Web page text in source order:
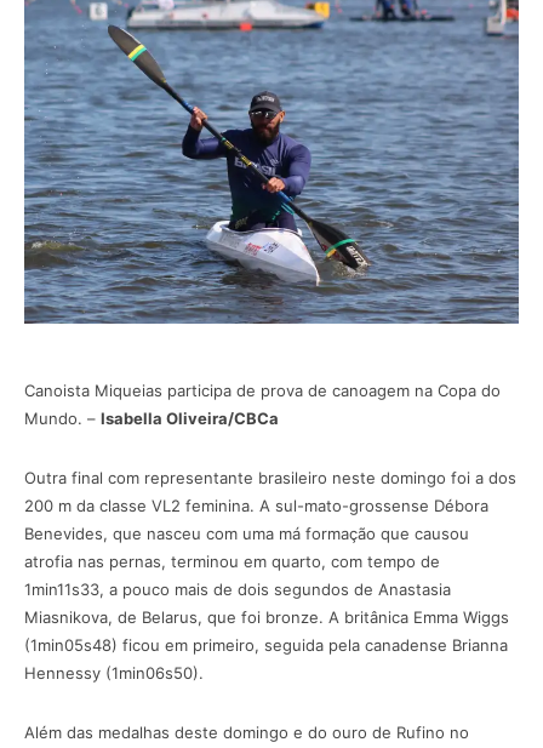
Canoista Miqueias participa de prova de canoagem na Copa do
Mundo. – Isabella Oliveira/CBCa
Outra final com representante brasileiro neste domingo foi a dos
200 m da classe VL2 feminina. A sul-mato-grossense Débora
Benevides, que nasceu com uma má formação que causou
atrofia nas pernas, terminou em quarto, com tempo de
1min11s33, a pouco mais de dois segundos de Anastasia
Miasnikova, de Belarus, que foi bronze. A britânica Emma Wiggs
(1min05s48) ficou em primeiro, seguida pela canadense Brianna
Hennessy (1min06s50).
Além das medalhas deste domingo e do ouro de Rufino no